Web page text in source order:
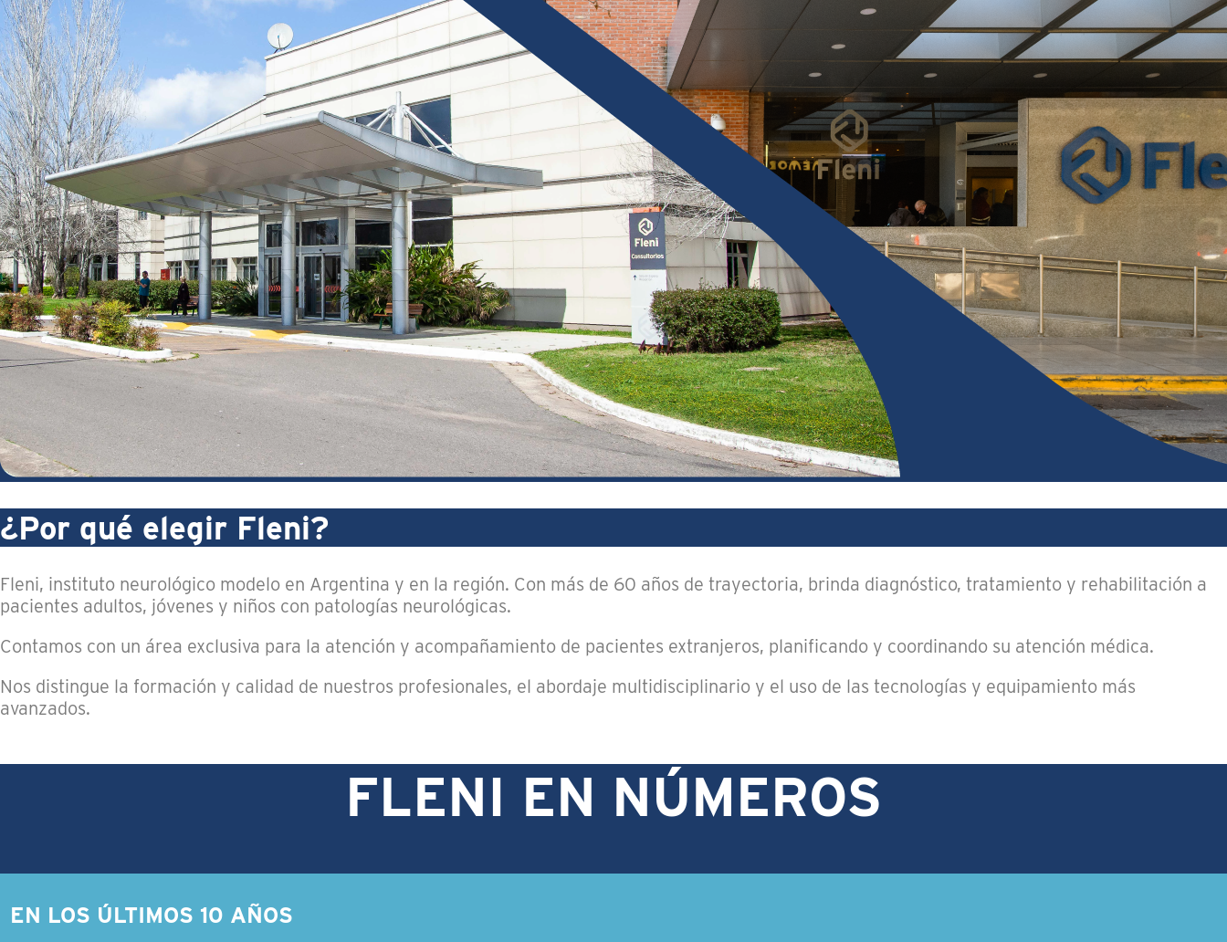
¿Por qué elegir Fleni?
Fleni, instituto neurológico modelo en Argentina y en la región. Con más de 60 años de trayectoria, brinda diagnóstico, tratamiento y rehabilitación a
pacientes adultos, jóvenes y niños con patologías neurológicas.
Contamos con un área exclusiva para la atención y acompañamiento de pacientes extranjeros, planificando y coordinando su atención médica.
Nos distingue la formación y calidad de nuestros profesionales, el abordaje multidisciplinario y el uso de las tecnologías y equipamiento más
avanzados.
FLENI EN NÚMEROS
EN LOS ÚLTIMOS 10 AÑOS